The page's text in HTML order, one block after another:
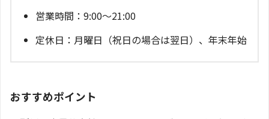
営業時間：9:00～21:00
定休日：月曜日（祝日の場合は翌日）、年末年始
おすすめポイント